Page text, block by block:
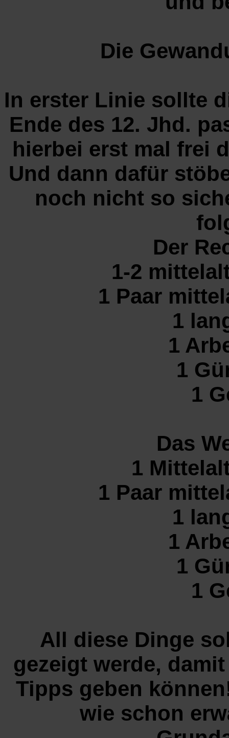
Die
In erster Linie sollte
Ende des 12. Jhd.
hierbei erst mal frei
Und dann dafür
noch nicht so
Der
1-2
1 Paar
1
1
1
1
Das
1
1 Paar
1
1
1
1
All diese Dinge
gezeigt werde,
Tipps geben
wie schon